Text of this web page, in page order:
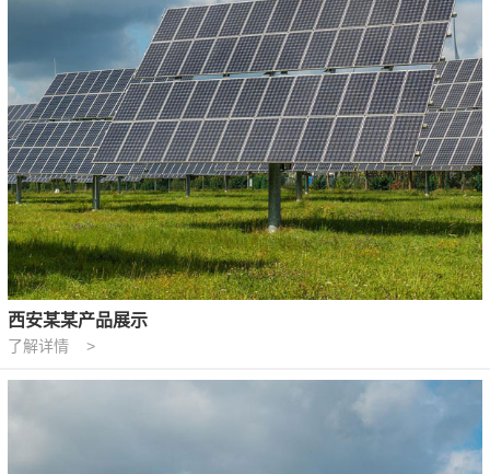
西安某某产品展示
了解详情 >